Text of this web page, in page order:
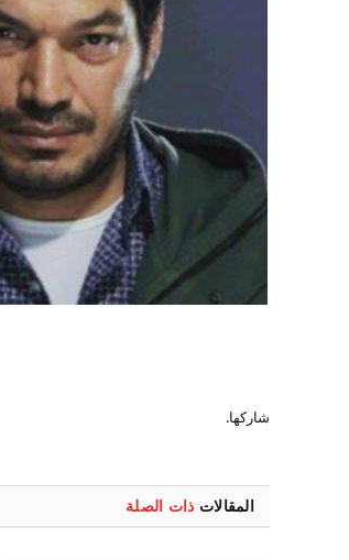
شاركها.
المقالات ذات الصلة